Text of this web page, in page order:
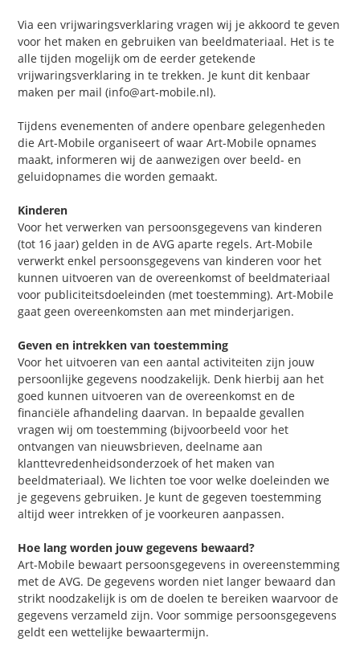
Via een vrijwaringsverklaring vragen wij je akkoord te geven
voor het maken en gebruiken van beeldmateriaal. Het is te
alle tijden mogelijk om de eerder getekende
vrijwaringsverklaring in te trekken. Je kunt dit kenbaar
maken per mail (info@art-mobile.nl).
Tijdens evenementen of andere openbare gelegenheden
die Art-Mobile organiseert of waar Art-Mobile opnames
maakt, informeren wij de aanwezigen over beeld- en
geluidopnames die worden gemaakt.
Kinderen
Voor het verwerken van persoonsgegevens van kinderen
(tot 16 jaar) gelden in de AVG aparte regels. Art-Mobile
verwerkt enkel persoonsgegevens van kinderen voor het
kunnen uitvoeren van de overeenkomst of beeldmateriaal
voor publiciteitsdoeleinden (met toestemming). Art-Mobile
gaat geen overeenkomsten aan met minderjarigen.
Geven en intrekken van toestemming
Voor het uitvoeren van een aantal activiteiten zijn jouw
persoonlijke gegevens noodzakelijk. Denk hierbij aan het
goed kunnen uitvoeren van de overeenkomst en de
financiële afhandeling daarvan. In bepaalde gevallen
vragen wij om toestemming (bijvoorbeeld voor het
ontvangen van nieuwsbrieven, deelname aan
klanttevredenheidsonderzoek of het maken van
beeldmateriaal). We lichten toe voor welke doeleinden we
je gegevens gebruiken. Je kunt de gegeven toestemming
altijd weer intrekken of je voorkeuren aanpassen.
Hoe lang worden jouw gegevens bewaard?
Art-Mobile bewaart persoonsgegevens in overeenstemming
met de AVG. De gegevens worden niet langer bewaard dan
strikt noodzakelijk is om de doelen te bereiken waarvoor de
gegevens verzameld zijn. Voor sommige persoonsgegevens
geldt een wettelijke bewaartermijn.